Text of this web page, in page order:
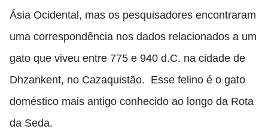
Ásia Ocidental, mas os pesquisadores encontraram
uma correspondência nos dados relacionados a um
gato que viveu entre 775 e 940 d.C. na cidade de
Dhzankent, no Cazaquistão. Esse felino é o gato
doméstico mais antigo conhecido ao longo da Rota
da Seda.